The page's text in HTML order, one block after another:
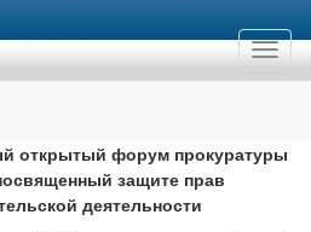
открытый форум прокуратуры
защите прав
деятельности